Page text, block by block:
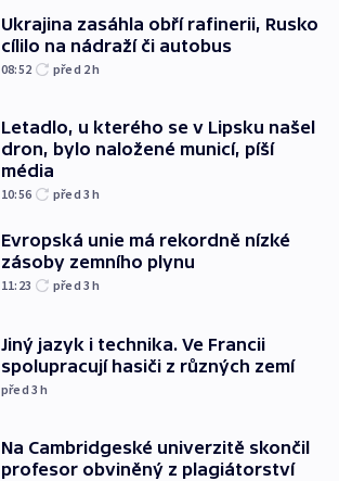
Ukrajina zasáhla obří rafinerii, Rusko
cílilo na nádraží či autobus
08:52 před 2h
Letadlo, u kterého se v Lipsku našel
dron, bylo naložené municí, píší
média
10:56 před 3h
Evropská unie má rekordně nízké
zásoby zemního plynu
11:23 před 3h
Jiný jazyk i technika. Ve Francii
spolupracují hasiči z různých zemí
před 3h
Na Cambridgeské univerzitě skončil
profesor obviněný z plagiátorství